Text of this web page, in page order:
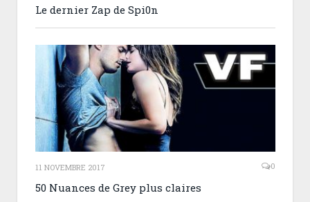
Le dernier Zap de Spi0n
11 NOVEMBRE 2017 0
50 Nuances de Grey plus claires